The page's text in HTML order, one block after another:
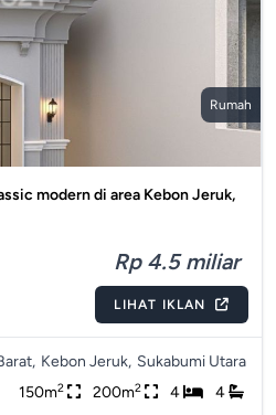
Rumah
modern di area Kebon Jeruk,
Rp 4.5 miliar
LIHAT IKLAN
Kebon Jeruk, Sukabumi Utara
150m2 200m2 4 4